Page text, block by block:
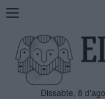
Mostra
navegació
Dissabte, 8